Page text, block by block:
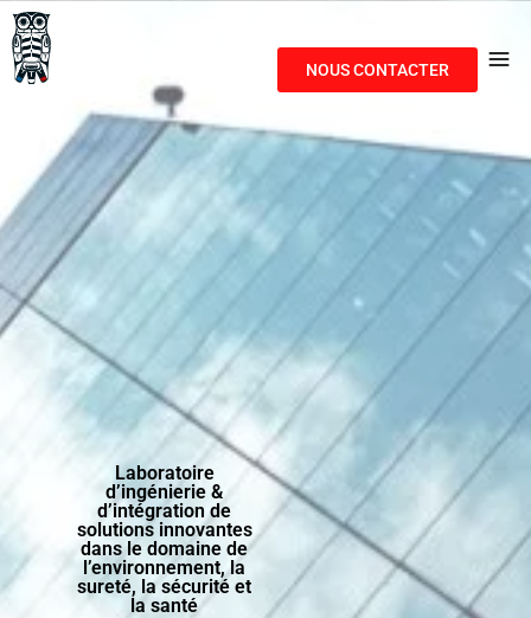
Laboratoire
d’ingénierie &
d’intégration de
solutions innovantes
dans le domaine de
l’environnement, la
sureté, la sécurité et
la santé
NOUS CONTACTER